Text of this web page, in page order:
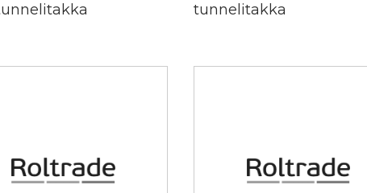
tunnelitakka